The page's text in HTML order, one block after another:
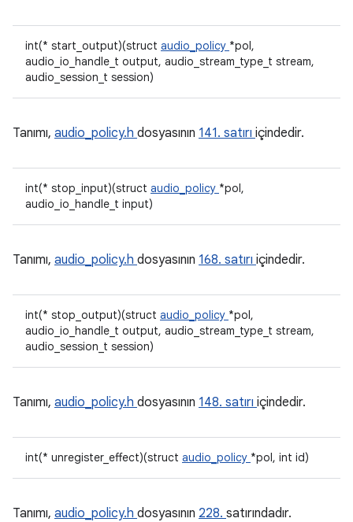
int(* start_output)(struct audio_policy *pol,
audio_io_handle_t output, audio_stream_type_t stream,
audio_session_t session)
Tanımı, audio_policy.h dosyasının 141. satırı içindedir.
int(* stop_input)(struct audio_policy *pol,
audio_io_handle_t input)
Tanımı, audio_policy.h dosyasının 168. satırı içindedir.
int(* stop_output)(struct audio_policy *pol,
audio_io_handle_t output, audio_stream_type_t stream,
audio_session_t session)
Tanımı, audio_policy.h dosyasının 148. satırı içindedir.
int(* unregister_effect)(struct audio_policy *pol, int id)
Tanımı, audio_policy.h dosyasının 228. satırındadır.